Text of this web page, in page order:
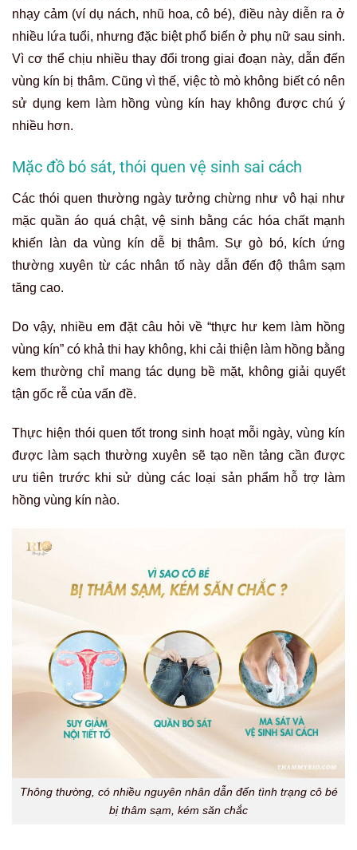
nhạy cảm (ví dụ nách, nhũ hoa, cô bé), điều này diễn ra ở
nhiều lứa tuổi, nhưng đặc biệt phổ biến ở phụ nữ sau sinh.
Vì cơ thể chịu nhiều thay đổi trong giai đoạn này, dẫn đến
vùng kín bị thâm. Cũng vì thế, việc tò mò không biết có nên
sử dụng kem làm hồng vùng kín hay không được chú ý
nhiều hơn.
Mặc đồ bó sát, thói quen vệ sinh sai cách
Các thói quen thường ngày tưởng chừng như vô hại như
mặc quần áo quá chật, vệ sinh bằng các hóa chất mạnh
khiến làn da vùng kín dễ bị thâm. Sự gò bó, kích ứng
thường xuyên từ các nhân tố này dẫn đến độ thâm sạm
tăng cao.
Do vậy, nhiều em đặt câu hỏi về “thực hư kem làm hồng
vùng kín” có khả thi hay không, khi cải thiện làm hồng bằng
kem thường chỉ mang tác dụng bề mặt, không giải quyết
tận gốc rễ của vấn đề.
Thực hiện thói quen tốt trong sinh hoạt mỗi ngày, vùng kín
được làm sạch thường xuyên sẽ tạo nền tảng cần được
ưu tiên trước khi sử dùng các loại sản phẩm hỗ trợ làm
hồng vùng kín nào.
Thông thường, có nhiều nguyên nhân dẫn đến tình trạng cô bé
bị thâm sạm, kém săn chắc